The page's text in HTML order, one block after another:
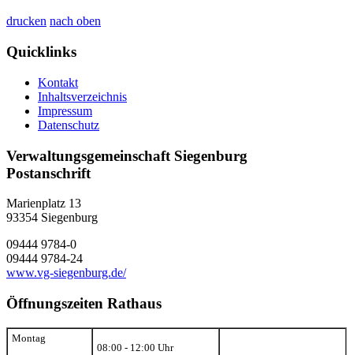
drucken nach oben
Quicklinks
Kontakt
Inhaltsverzeichnis
Impressum
Datenschutz
Verwaltungsgemeinschaft Siegenburg
Postanschrift
Marienplatz 13
93354 Siegenburg
09444 9784-0
09444 9784-24
www.vg-siegenburg.de/
Öffnungszeiten Rathaus
Montag
08:00 - 12:00 Uhr